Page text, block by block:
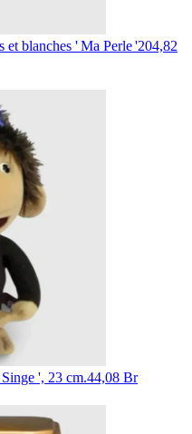
et blanches ' Ma Perle '204,82
', 23 cm.44,08 Br